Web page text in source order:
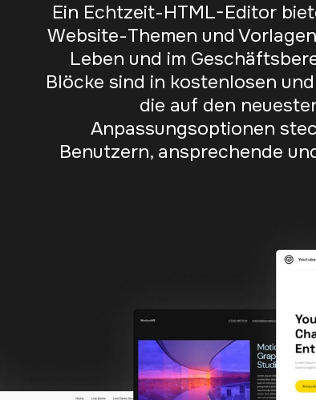
Ein Echtzeit-HTML-Editor
Website-Themen und
Leben und im
Blöcke sind in kostenlosen
die auf den
Anpassungsoptionen
Benutzern, ansprechende